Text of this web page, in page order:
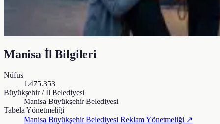
Manisa İl Bilgileri
Nüfus
1.475.353
Büyükşehir / İl Belediyesi
Manisa Büyükşehir Belediyesi
Tabela Yönetmeliği
Manisa Büyükşehir Belediyesi Reklam Yönetmeliği ↗